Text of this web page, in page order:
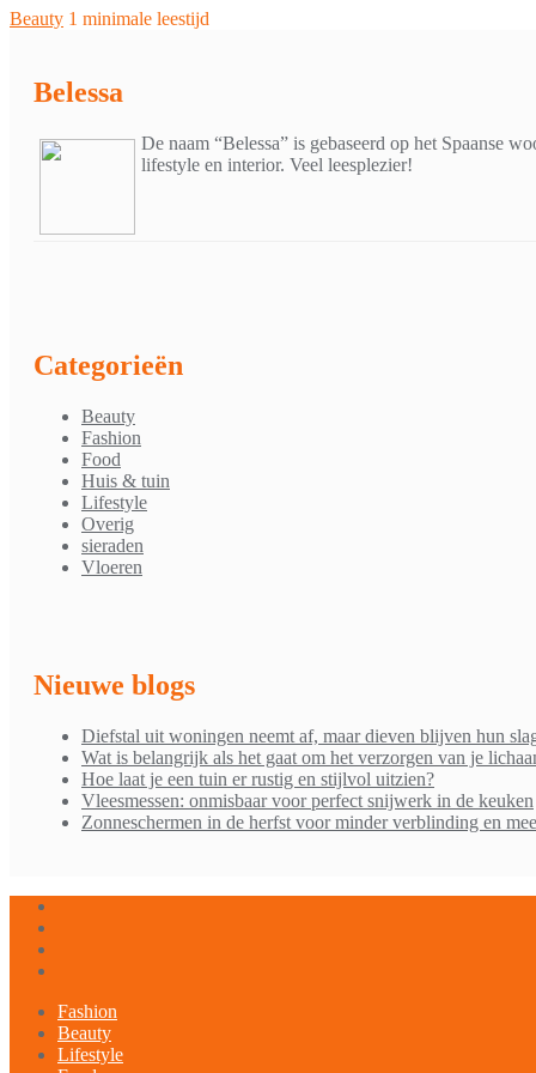
Beauty 1 minimale leestijd
Belessa
De naam “Belessa” is gebaseerd op het Spaanse
lifestyle en interior. Veel leesplezier!
Categorieën
Beauty
Fashion
Food
Huis & tuin
Lifestyle
Overig
sieraden
Vloeren
Nieuwe blogs
Diefstal uit woningen neemt af, maar dieven blijven hun
Wat is belangrijk als het gaat om het verzorgen van je
Hoe laat je een tuin er rustig en stijlvol uitzien?
Vleesmessen: onmisbaar voor perfect snijwerk in de keuken
Zonneschermen in de herfst voor minder verblinding en
Fashion
Beauty
Lifestyle